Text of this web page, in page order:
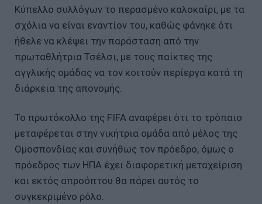
Κύπελλο συλλόγων το περασμένο καλοκαίρι, με τα
σχόλια να είναι εναντίον του, καθώς φάνηκε ότι
ήθελε να κλέψει την παράσταση από την
πρωταθλήτρια Τσέλσι, με τους παίκτες της
αγγλικής ομάδας να τον κοιτούν περίεργα κατά τη
διάρκεια της απονομής.
Το πρωτόκολλο της FIFA αναφέρει ότι το τρόπαιο
μεταφέρεται στην νικήτρια ομάδα από μέλος της
Ομοσπονδίας και συνήθως τον πρόεδρο, όμως ο
πρόεδρος των ΗΠΑ έχει διαφορετική μεταχείριση
και εκτός απροόπτου θα πάρει αυτός το
συγκεκριμένο ρόλο.